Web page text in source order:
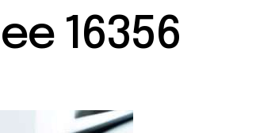
16356